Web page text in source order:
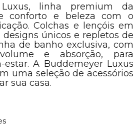
linha premium da
conforto e beleza com o
Colchas e lençóis em
únicos e repletos de
de banho exclusiva, com
e absorção, para
estar. A Buddemeyer Luxus
uma seleção de acessórios
sua casa.